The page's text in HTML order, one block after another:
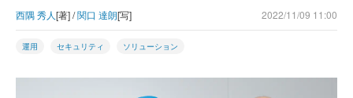
西隅 秀人[著] /関口 達朗[写] 2022/11/09 11:00
運用 セキュリティ ソリューション